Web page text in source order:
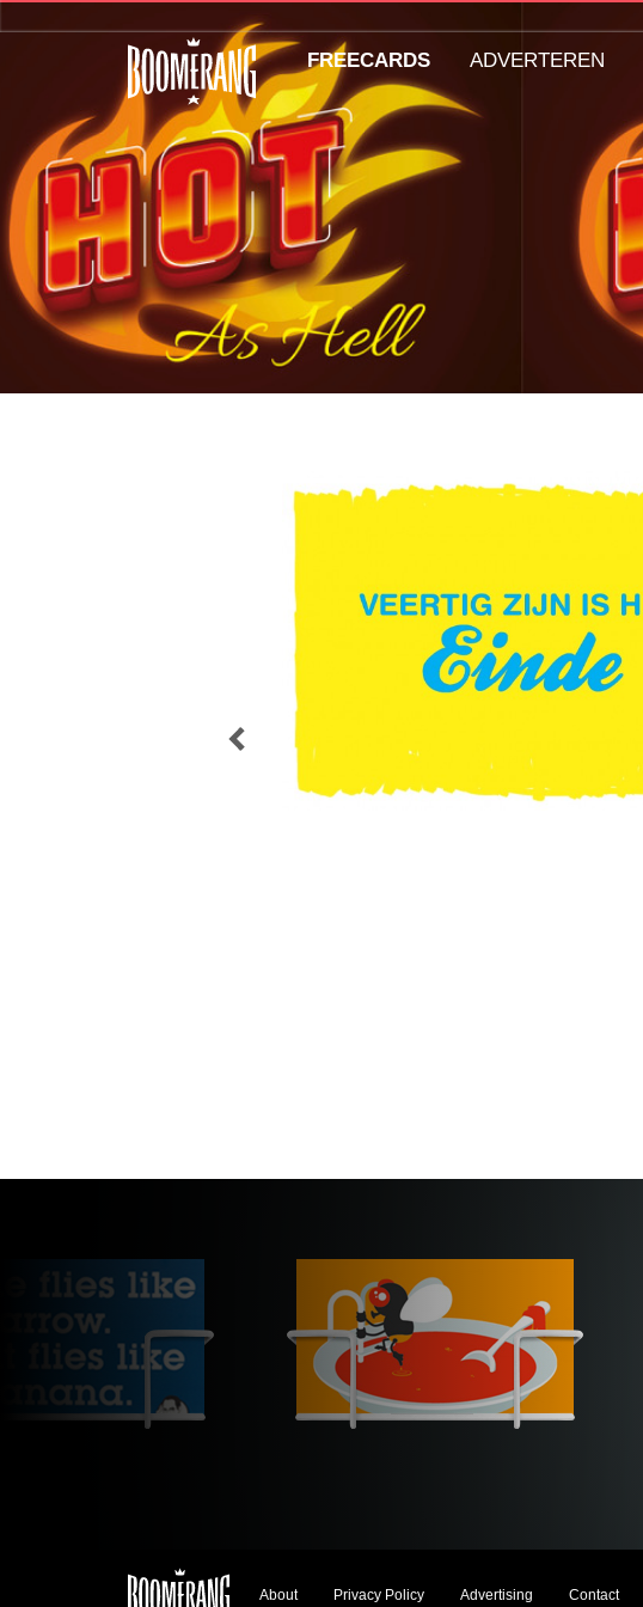
POST
NAVIGATION
About Privacy Policy Advertising Contact
FREECARDS ADVERTEREN